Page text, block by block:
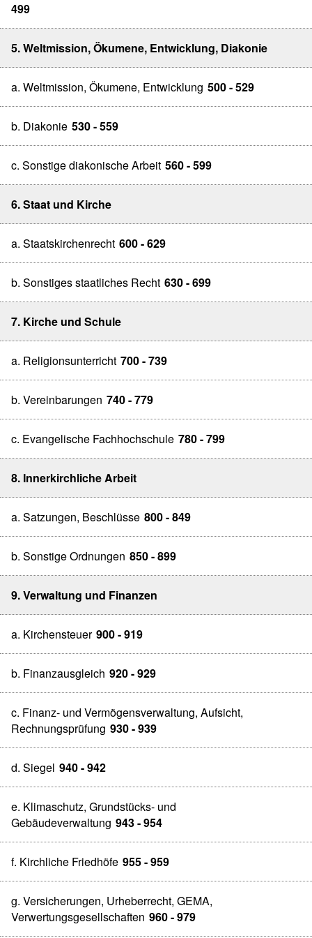
499
5. Weltmission, Ökumene, Entwicklung, Diakonie
a. Weltmission, Ökumene, Entwicklung 500 - 529
b. Diakonie 530 - 559
c. Sonstige diakonische Arbeit 560 - 599
6. Staat und Kirche
a. Staatskirchenrecht 600 - 629
b. Sonstiges staatliches Recht 630 - 699
7. Kirche und Schule
a. Religionsunterricht 700 - 739
b. Vereinbarungen 740 - 779
c. Evangelische Fachhochschule 780 - 799
8. Innerkirchliche Arbeit
a. Satzungen, Beschlüsse 800 - 849
b. Sonstige Ordnungen 850 - 899
9. Verwaltung und Finanzen
a. Kirchensteuer 900 - 919
b. Finanzausgleich 920 - 929
c. Finanz- und Vermögensverwaltung, Aufsicht,
Rechnungsprüfung 930 - 939
d. Siegel 940 - 942
e. Klimaschutz, Grundstücks- und
Gebäudeverwaltung 943 - 954
f. Kirchliche Friedhöfe 955 - 959
g. Versicherungen, Urheberrecht, GEMA,
Verwertungsgesellschaften 960 - 979